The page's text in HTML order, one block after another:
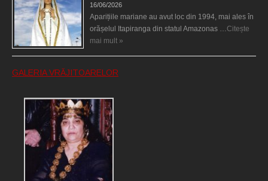
16/06/2026
Aparițiile mariane au avut loc din 1994, mai ales în
orășelul Itapiranga din statul Amazonas …Citește
mai mult »
GALERIA VRĂJITOARELOR